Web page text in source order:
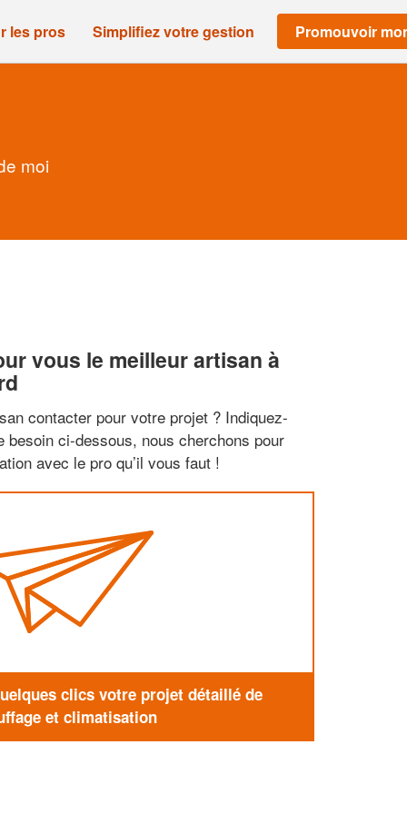
les pros Simplifiez votre gestion Promouvoir
moi
vous le meilleur artisan à
contacter pour votre projet ? Indiquez-
besoin ci-dessous, nous cherchons pour
avec le pro qu’il vous faut !
clics votre projet détaillé de
et climatisation